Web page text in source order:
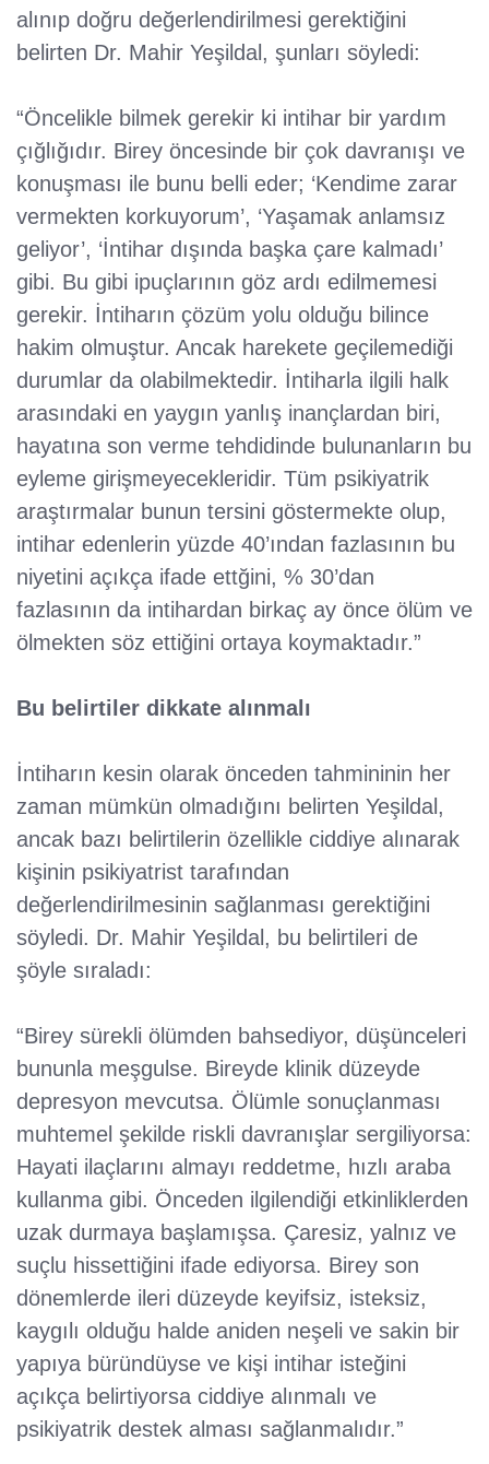
alınıp doğru değerlendirilmesi gerektiğini
belirten Dr. Mahir Yeşildal, şunları söyledi:
“Öncelikle bilmek gerekir ki intihar bir yardım
çığlığıdır. Birey öncesinde bir çok davranışı ve
konuşması ile bunu belli eder; ‘Kendime zarar
vermekten korkuyorum’, ‘Yaşamak anlamsız
geliyor’, ‘İntihar dışında başka çare kalmadı’
gibi. Bu gibi ipuçlarının göz ardı edilmemesi
gerekir. İntiharın çözüm yolu olduğu bilince
hakim olmuştur. Ancak harekete geçilemediği
durumlar da olabilmektedir. İntiharla ilgili halk
arasındaki en yaygın yanlış inançlardan biri,
hayatına son verme tehdidinde bulunanların bu
eyleme girişmeyecekleridir. Tüm psikiyatrik
araştırmalar bunun tersini göstermekte olup,
intihar edenlerin yüzde 40’ından fazlasının bu
niyetini açıkça ifade ettğini, % 30’dan
fazlasının da intihardan birkaç ay önce ölüm ve
ölmekten söz ettiğini ortaya koymaktadır.”
Bu belirtiler dikkate alınmalı
İntiharın kesin olarak önceden tahmininin her
zaman mümkün olmadığını belirten Yeşildal,
ancak bazı belirtilerin özellikle ciddiye alınarak
kişinin psikiyatrist tarafından
değerlendirilmesinin sağlanması gerektiğini
söyledi. Dr. Mahir Yeşildal, bu belirtileri de
şöyle sıraladı:
“Birey sürekli ölümden bahsediyor, düşünceleri
bununla meşgulse. Bireyde klinik düzeyde
depresyon mevcutsa. Ölümle sonuçlanması
muhtemel şekilde riskli davranışlar sergiliyorsa:
Hayati ilaçlarını almayı reddetme, hızlı araba
kullanma gibi. Önceden ilgilendiği etkinliklerden
uzak durmaya başlamışsa. Çaresiz, yalnız ve
suçlu hissettiğini ifade ediyorsa. Birey son
dönemlerde ileri düzeyde keyifsiz, isteksiz,
kaygılı olduğu halde aniden neşeli ve sakin bir
yapıya büründüyse ve kişi intihar isteğini
açıkça belirtiyorsa ciddiye alınmalı ve
psikiyatrik destek alması sağlanmalıdır.”